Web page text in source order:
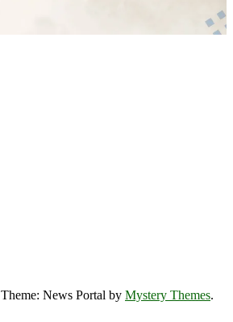
Theme: News Portal by Mystery Themes.